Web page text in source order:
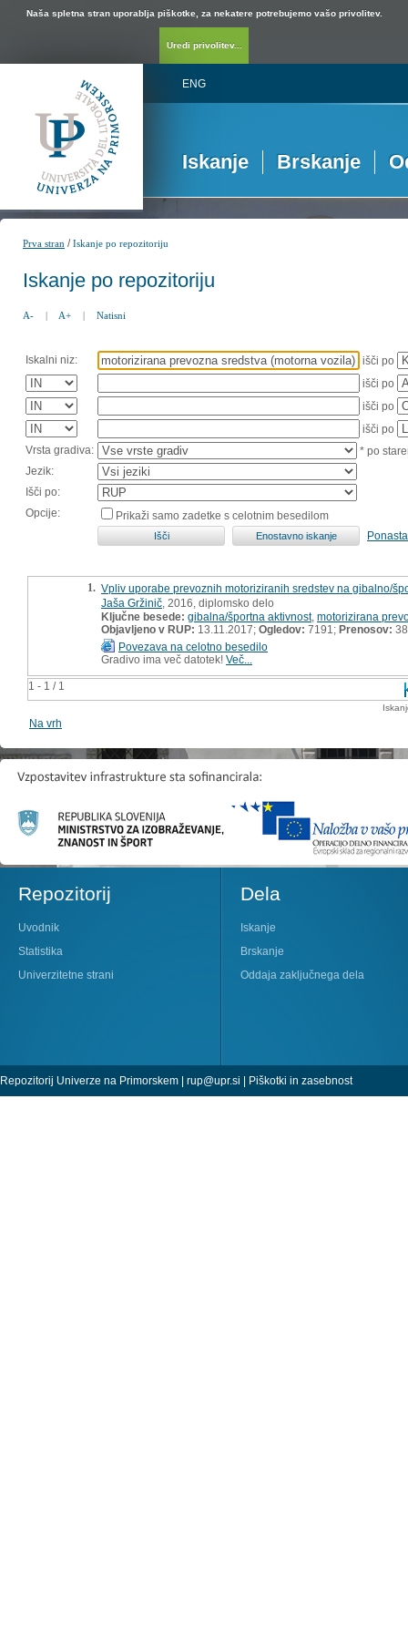
Naša spletna stran uporablja piškotke, za nekatere potrebujemo vašo privolitev.
Uredi privolitev...
ENG
Iskanje Brskanje
Prva stran /Iskanje po repozitoriju
Iskanje po repozitoriju
A- | A+ | Natisni
Iskalni niz:
išči po
išči po
išči po
išči po
Vrsta gradiva:
* po
Jezik:
Išči po:
Opcije:
Prikaži samo zadetke s celotnim besedilom
1 - 1 / 1
1. Vpliv uporabe prevoznih motoriziranih sredstev na gibalno/
Jaša Gržinič , 2016, diplomsko delo
Ključne besede: gibalna/športna aktivnost, motorizirana
Objavljeno v RUP: 13.11.2017; Ogledov: 7191; Prenosov: 38
Povezava na celotno besedilo
Gradivo ima več datotek! Več...
Na vrh
Repozitorij
Uvodnik
Statistika
Univerzitetne strani
Dela
Iskanje
Brskanje
Oddaja zaključnega dela
Repozitorij Univerze na Primorskem | rup@upr.si | Piškotki in zasebnost